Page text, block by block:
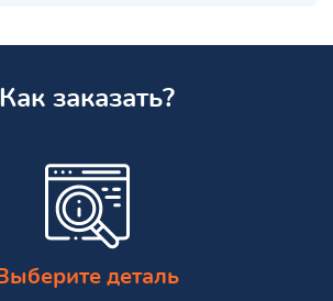
Как заказать?
деталь